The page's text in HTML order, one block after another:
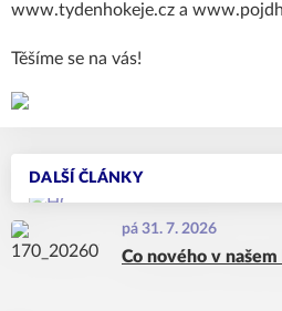
DALŠÍ ČLÁNKY
pá 31. 7. 2026
Co nového v našem
www.tydenhokeje.cz a
Těšíme se na vás!